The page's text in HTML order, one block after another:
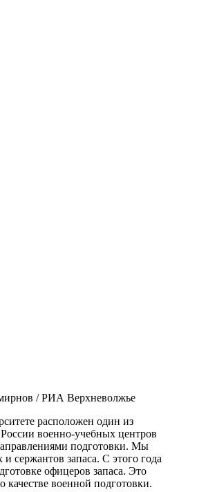
/ РИА Верхневолжье
расположен один из
военно-учебных центров
подготовки. Мы
сержантов запаса. С этого года
офицеров запаса. Это
качестве военной подготовки.